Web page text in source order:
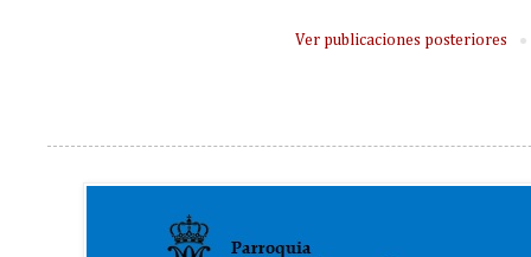
Ver publicaciones posteriores